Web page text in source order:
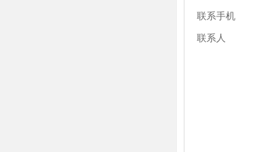
联系手机
联系人